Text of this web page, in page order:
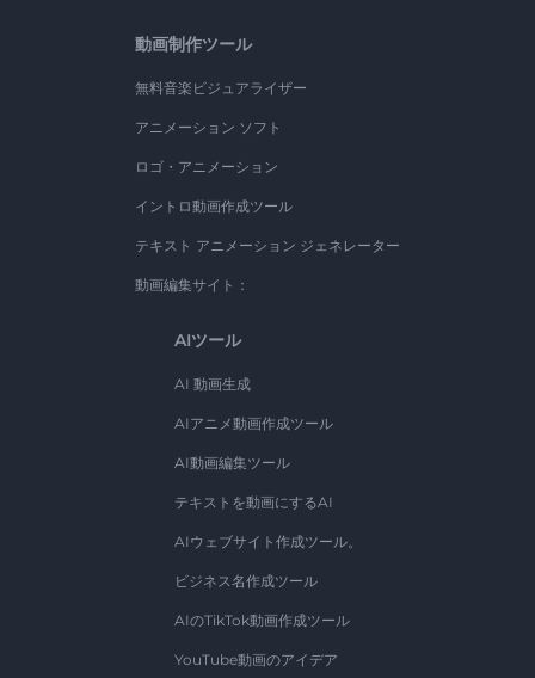
動画制作ツール
無料音楽ビジュアライザー
アニメーション ソフト
ロゴ・アニメーション
イントロ動画作成ツール
テキスト アニメーション ジェネレーター
動画編集サイト：
AIツール
AI 動画生成
AIアニメ動画作成ツール
AI動画編集ツール
テキストを動画にするAI
AIウェブサイト作成ツール。
ビジネス名作成ツール
AIのTikTok動画作成ツール
YouTube動画のアイデア